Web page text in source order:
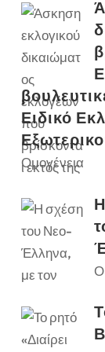
Ειδικό
Ομογένεια
Ο